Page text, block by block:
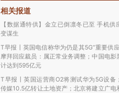
相关报道
【数据通特供】金立已倒凛冬已至 手机供
变谋生
T早报丨英国电信称华为仍是其5G“重要供应
摩拜回应裁员：属正常业务调整；中国电影
计达到595亿元
T早报丨英国运营商O2将测试华为5G设备
传媒10.5亿转让土地资产；北京将建立广电